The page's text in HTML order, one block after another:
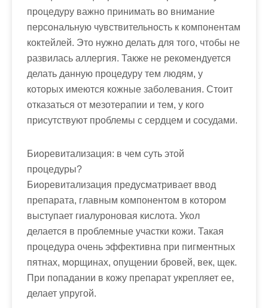
процедуру важно принимать во внимание
персональную чувствительность к компонентам
коктейлей. Это нужно делать для того, чтобы не
развилась аллергия. Также не рекомендуется
делать данную процедуру тем людям, у
которых имеются кожные заболевания. Стоит
отказаться от мезотерапии и тем, у кого
присутствуют проблемы с сердцем и сосудами.
Биоревитализация: в чем суть этой
процедуры?
Биоревитализация предусматривает ввод
препарата, главным компонентом в котором
выступает гиалуроновая кислота. Укол
делается в проблемные участки кожи. Такая
процедура очень эффективна при пигментных
пятнах, морщинах, опущении бровей, век, щек.
При попадании в кожу препарат укрепляет ее,
делает упругой.